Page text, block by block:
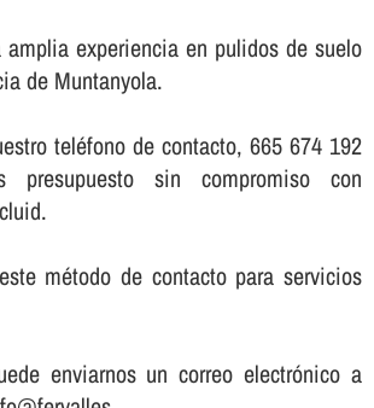
amplia experiencia en pulidos de suelo
de Muntanyola.
teléfono de contacto, 665 674 192
presupuesto sin compromiso con
método de contacto para servicios
enviarnos un correo electrónico a